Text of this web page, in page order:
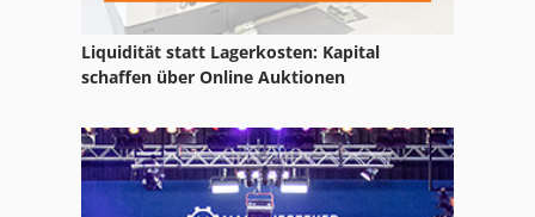
Liquidität statt Lagerkosten: Kapital
schaffen über Online Auktionen